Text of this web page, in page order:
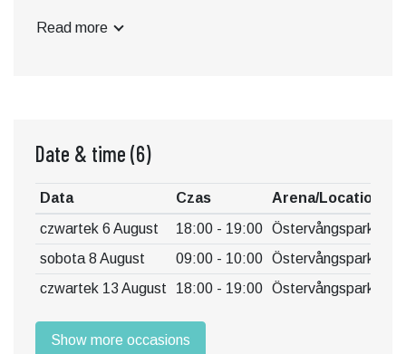
W przypadku intensywnych opadów deszczu lub
Read more
Date & time (6)
Data Czas
Arena/Location
czwartek 6 August
18:00 - 19:00
Östervångsparken
sobota 8 August
09:00 - 10:00
Östervångsparken
czwartek 13 August
18:00 - 19:00 Östervångsparken
Show more occasions